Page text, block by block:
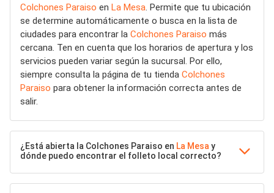
Colchones Paraiso en La Mesa. Permite que tu ubicación
se determine automáticamente o busca en la lista de
ciudades para encontrar la Colchones Paraiso más
cercana. Ten en cuenta que los horarios de apertura y los
servicios pueden variar según la sucursal. Por ello,
siempre consulta la página de tu tienda Colchones
Paraiso para obtener la información correcta antes de
salir.
¿Está abierta la Colchones Paraiso en La Mesa y
dónde puedo encontrar el folleto local correcto?